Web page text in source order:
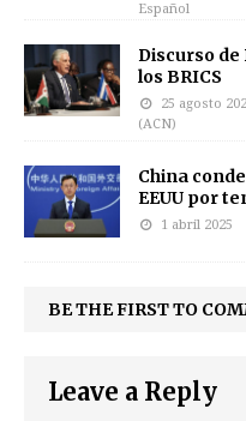
Español
Discurso de
los BRICS
25 agosto
(ACN)
China
EEUU por
1 abril 2025
BE THE FIRST TO
Leave a Reply